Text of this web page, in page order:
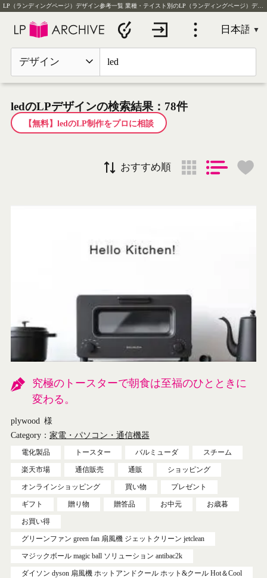
LP（ランディングページ）デザイン参考一覧 業種・テイスト別のLP（ランディングページ）デザイン実例を毎日更新
デザイン
ledのLPデザインの検索結果：78件
【無料】ledのLP制作をプロに相談
おすすめ順
究極のトースターで朝食は至福のひとときに
変わる。
plywood 様
Category： 家電・パソコン・通信機器
電化製品 トースター バルミューダ スチーム
楽天市場 通信販売 通販 ショッピング
オンラインショッピング 買い物 プレゼント
ギフト 贈り物 贈答品 お中元 お歳暮
お買い得
グリーンファン green fan 扇風機 ジェットクリーン jetclean
マジックボール magic ball ソリューション antibac2k
ダイソン dyson 扇風機 ホットアンドクール ホット&クール Hot＆Cool